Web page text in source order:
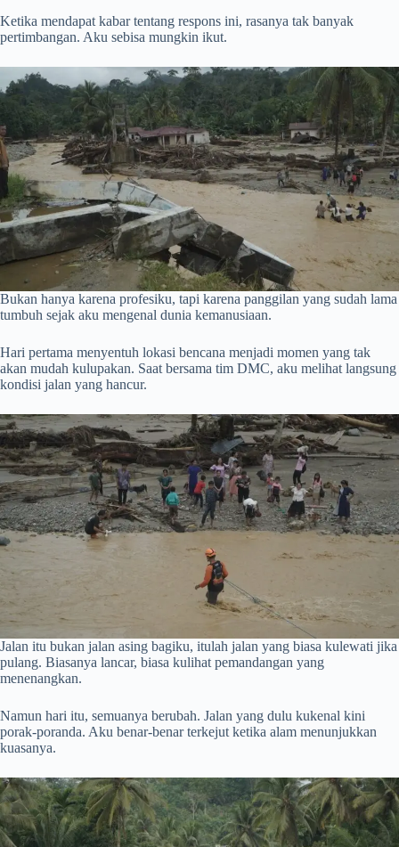
Ketika mendapat kabar tentang respons ini, rasanya tak banyak
pertimbangan. Aku sebisa mungkin ikut.
Bukan hanya karena profesiku, tapi karena panggilan yang sudah lama
tumbuh sejak aku mengenal dunia kemanusiaan.
Hari pertama menyentuh lokasi bencana menjadi momen yang tak
akan mudah kulupakan. Saat bersama tim DMC, aku melihat langsung
kondisi jalan yang hancur.
Jalan itu bukan jalan asing bagiku, itulah jalan yang biasa kulewati jika
pulang. Biasanya lancar, biasa kulihat pemandangan yang
menenangkan.
Namun hari itu, semuanya berubah. Jalan yang dulu kukenal kini
porak-poranda. Aku benar-benar terkejut ketika alam menunjukkan
kuasanya.